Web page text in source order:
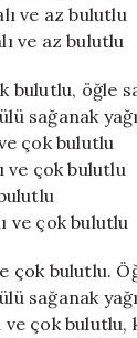
ve az bulutlu
ve az bulutlu
bulutlu, öğle
sağanak
çok bulutlu
ve çok bulutlu
ve çok bulutlu
çok bulutlu.
sağanak
ve çok